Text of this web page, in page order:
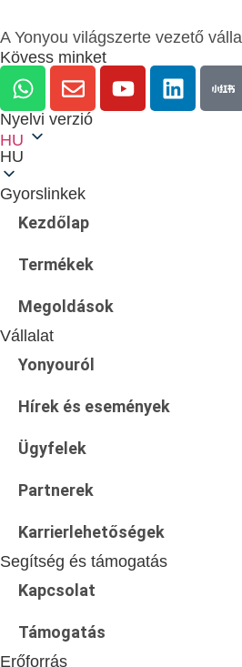
A Yonyou világszerte vezető
Kövess minket
Nyelvi verzió
HU
HU
Gyorslinkek
Kezdőlap
Termékek
Megoldások
Vállalat
Yonyouról
Hírek és események
Ügyfelek
Partnerek
Karrierlehetőségek
Segítség és támogatás
Kapcsolat
Támogatás
Erőforrás